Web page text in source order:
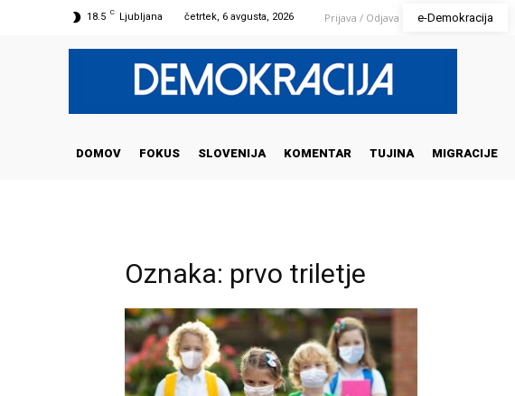
18.5 C Ljubljana četrtek, 6 avgusta, 2026 Prijava / Odjava e-Demokracija
DOMOV FOKUS SLOVENIJA KOMENTAR TUJINA MIGRACIJE
Oznaka: prvo triletje